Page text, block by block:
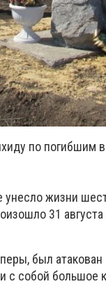
по погибшим
унесло жизни
31
был
с собой большое